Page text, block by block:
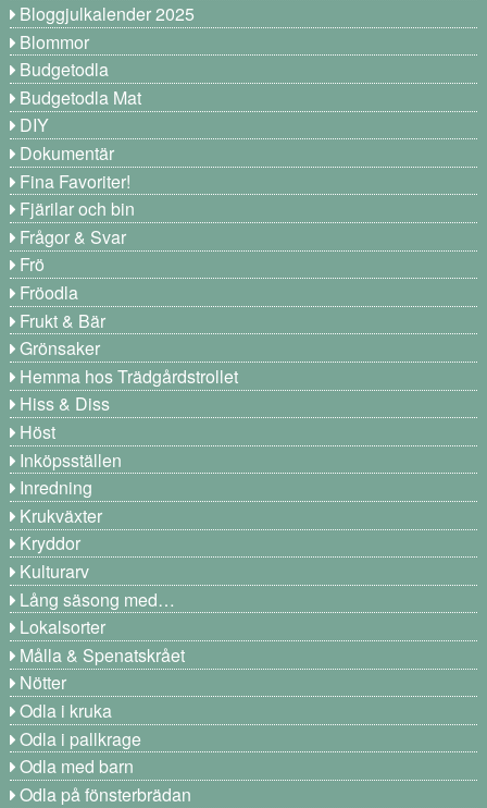
Bloggjulkalender 2025
Blommor
Budgetodla
Budgetodla Mat
DIY
Dokumentär
Fina Favoriter!
Fjärilar och bin
Frågor & Svar
Frö
Fröodla
Frukt & Bär
Grönsaker
Hemma hos Trädgårdstrollet
Hiss & Diss
Höst
Inköpsställen
Inredning
Krukväxter
Kryddor
Kulturarv
Lång säsong med…
Lokalsorter
Målla & Spenatskrået
Nötter
Odla i kruka
Odla i pallkrage
Odla med barn
Odla på fönsterbrädan